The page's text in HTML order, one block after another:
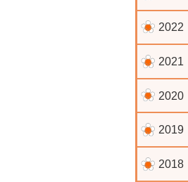
2022
2021
2020
2019
2018